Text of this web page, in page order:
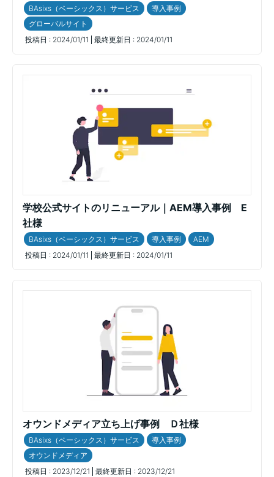
BAsixs（ベーシックス）サービス
導入事例
グローバルサイト
投稿日 : 2024/01/11 最終更新日 : 2024/01/11
学校公式サイトのリニューアル｜AEM導入事例 E
社様
BAsixs（ベーシックス）サービス 導入事例
AEM
投稿日 : 2024/01/11 最終更新日 : 2024/01/11
オウンドメディア立ち上げ事例 Ｄ社様
BAsixs（ベーシックス）サービス
導入事例
オウンドメディア
投稿日 : 2023/12/21 最終更新日 : 2023/12/21